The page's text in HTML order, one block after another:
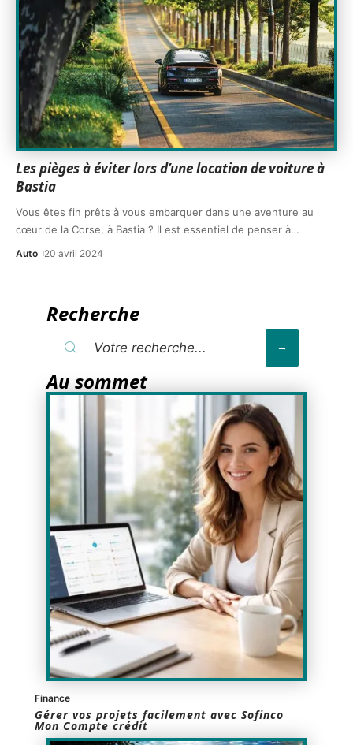
Les pièges à éviter lors d’une location de voiture à
Bastia
Vous êtes fin prêts à vous embarquer dans une aventure au
cœur de la Corse, à Bastia ? Il est essentiel de penser à…
Auto 20 avril 2024
Recherche
Au sommet
Finance
Gérer vos projets facilement avec Sofinco
Mon Compte crédit